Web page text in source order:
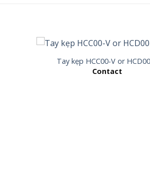
Tay kẹp HCC00-V or
Contact